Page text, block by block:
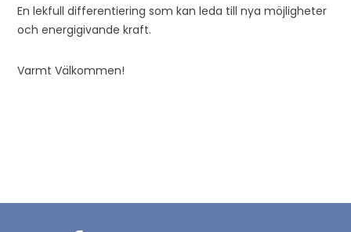
En lekfull differentiering som kan leda till nya möjligheter
och energigivande kraft.
Varmt Välkommen!